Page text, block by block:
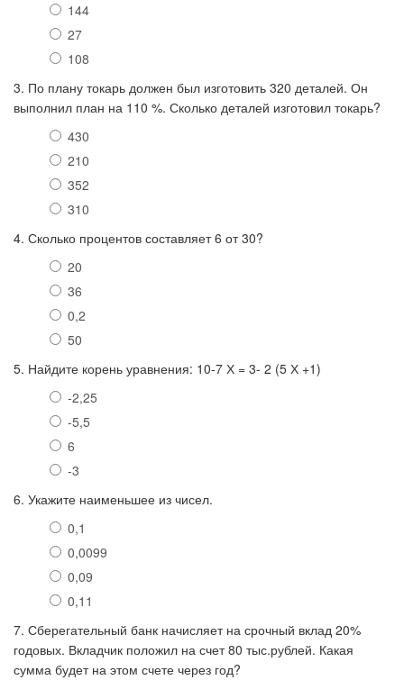
144
27
108
3. По плану токарь должен был изготовить 320 деталей. Он
выполнил план на 110 %. Сколько деталей изготовил токарь?
430
210
352
310
4. Сколько процентов составляет 6 от 30?
20
36
0,2
50
5. Найдите корень уравнения: 10-7 Х = 3- 2 (5 Х +1)
-2,25
-5,5
6
-3
6. Укажите наименьшее из чисел.
0,1
0,0099
0,09
0,11
7. Сберегательный банк начисляет на срочный вклад 20%
годовых. Вкладчик положил на счет 80 тыс.рублей. Какая
сумма будет на этом счете через год?